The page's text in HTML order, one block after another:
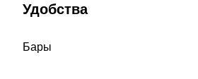
Удобства
Бары